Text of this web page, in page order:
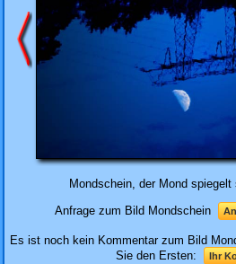
Mondschein, der Mond
Anfrage zum Bild Mondschein
Es ist noch kein Kommentar zum Bild
Sie den Ersten:
Ihr